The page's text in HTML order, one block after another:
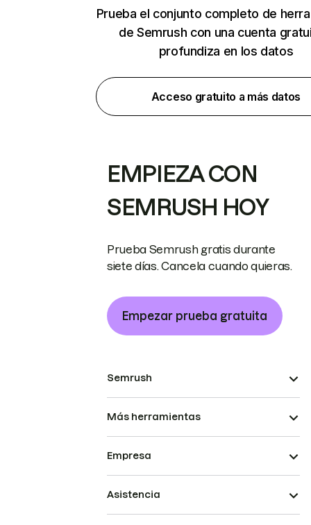
Prueba el conjunto completo de
de Semrush con una cuenta
profundiza en los datos
Acceso gratuito a más datos
EMPIEZA CON
SEMRUSH HOY
Prueba Semrush gratis durante
siete días. Cancela cuando quieras.
Empezar prueba gratuita
Semrush
Más herramientas
Empresa
Asistencia